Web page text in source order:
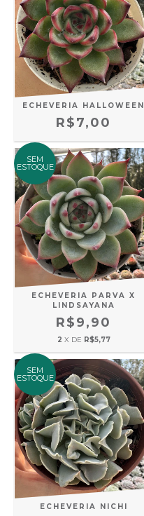
ECHEVERIA HALLOWEEN
R$7,00
SEM
ESTOQUE
ECHEVERIA PARVA X
LINDSAYANA
R$9,90
2 X DE R$5,77
SEM
ESTOQUE
ECHEVERIA NICHI